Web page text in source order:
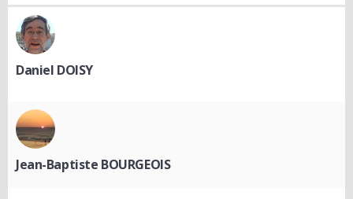
Daniel DOISY
Jean-Baptiste BOURGEOIS